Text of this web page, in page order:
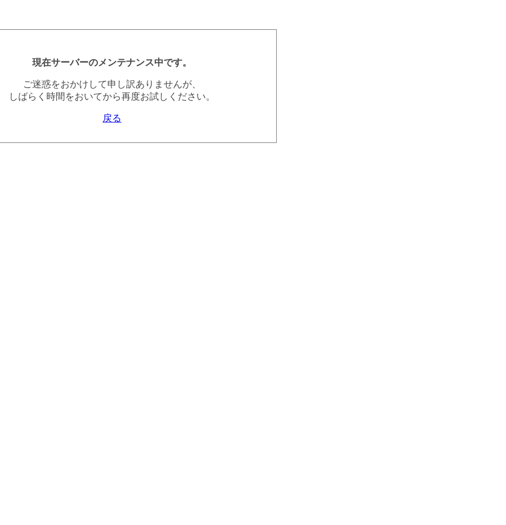
現在サーバーのメンテナンス中です。
ご迷惑をおかけして申し訳ありませんが、
しばらく時間をおいてから再度お試しください。
戻る